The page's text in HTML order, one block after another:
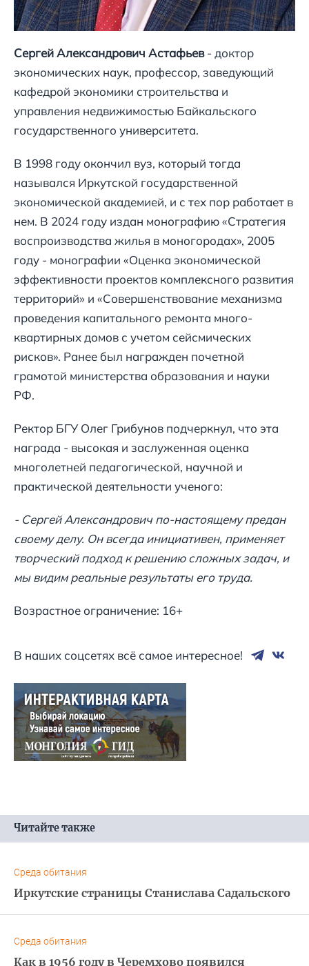
Сергей Александрович Астафьев- доктор
экономических наук, профессор, заведующий
кафедрой экономики строительства и
управления недвижимостью Байкальского
государственного университета.
В 1998 году окончил вуз, который тогда
назывался Иркутской государственной
экономической академией, и с тех пор работает в
нем. В 2024 году издан монографию «Стратегия
воспроизводства жилья в моногородах», 2005
году - монографии «Оценка экономической
эффективности проектов комплексного развития
территорий» и «Совершенствование механизма
проведения капитального ремонта много-
квартирных домов с учетом сейсмических
рисков». Ранее был награжден почетной
грамотой министерства образования и науки
РФ.
Ректор БГУ Олег Грибунов подчеркнул, что эта
награда - высокая и заслуженная оценка
многолетней педагогической, научной и
практической деятельности ученого:
- Сергей Александрович по-настоящему предан
своему делу. Он всегда инициативен, применяет
творческий подход к решению сложных задач, и
мы видим реальные результаты его труда.
Возрастное ограничение: 16+
В наших соцсетях всё самое интересное!
Читайте также
Среда обитания
Иркутские страницы Станислава Садальского
Среда обитания
Как в 1956 году в Черемхово появился